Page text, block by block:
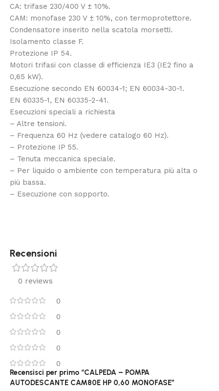
CA: trifase 230/400 V ± 10%.
CAM: monofase 230 V ± 10%, con termoprotettore.
Condensatore inserito nella scatola morsetti.
Isolamento classe F.
Protezione IP 54.
Motori trifasi con classe di efficienza IE3 (IE2 fino a
0,65 kW).
Esecuzione secondo EN 60034-1; EN 60034-30-1.
EN 60335-1, EN 60335-2-41.
Esecuzioni speciali a richiesta
– Altre tensioni.
– Frequenza 60 Hz (vedere catalogo 60 Hz).
– Protezione IP 55.
– Tenuta meccanica speciale.
– Per liquido o ambiente con temperatura più alta o
più bassa.
– Esecuzione con sopporto.
Recensioni
0 reviews
0
0
0
0
0
Recensisci per primo “CALPEDA – POMPA
AUTODESCANTE CAM80E HP 0,60 MONOFASE”